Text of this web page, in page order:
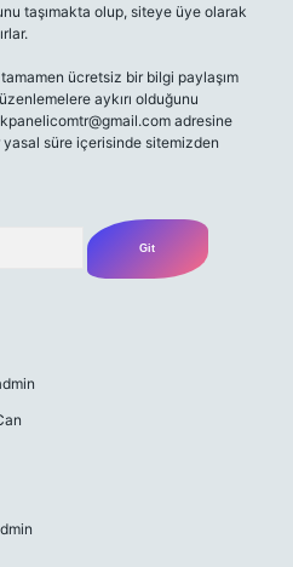
taşımakta olup, siteye üye olarak
ücretsiz bir bilgi paylaşım
aykırı olduğunu
adresine
süre içerisinde sitemizden